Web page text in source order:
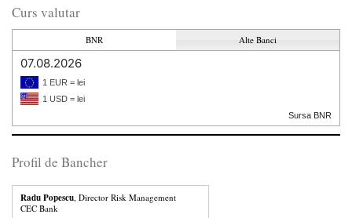
Curs valutar
BNR Alte Banci
07.08.2026
1 EUR = lei
1 USD = lei
Sursa BNR
Profil de Bancher
Radu Popescu, Director Risk Management
CEC Bank